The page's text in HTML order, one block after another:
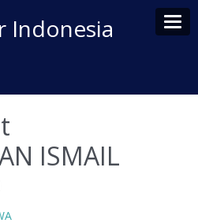
Indonesia
ISMAIL